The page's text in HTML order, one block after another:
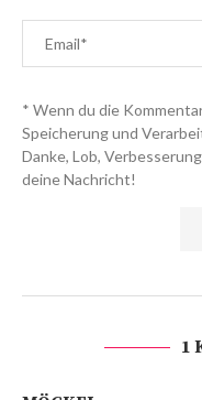
* Wenn du die
Speicherung und
Danke, Lob,
deine Nachricht!
1